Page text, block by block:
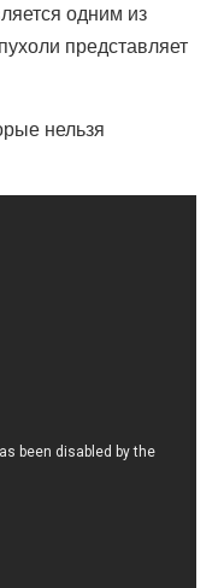
одним из
представляет
нельзя